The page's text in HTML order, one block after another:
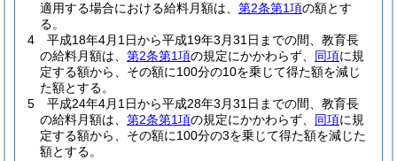
適用する場合における給料月額は、 第2条第1項の額とす
る。
4
平成18年4月1日から平成19年3月31日までの間、教育長
の給料月額は、 第2条第1項の規定にかかわらず、 同項に規
定する額から、その額に100分の10を乗じて得た額を減じ
た額とする。
5
平成24年4月1日から平成28年3月31日までの間、教育長
の給料月額は、 第2条第1項の規定にかかわらず、 同項に規
定する額から、その額に100分の3を乗じて得た額を減じた
額とする。